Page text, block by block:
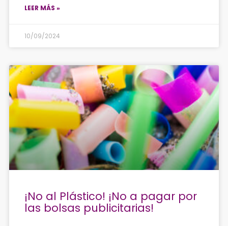
LEER MÁS »
10/09/2024
¡No al Plástico! ¡No a pagar por
las bolsas publicitarias!